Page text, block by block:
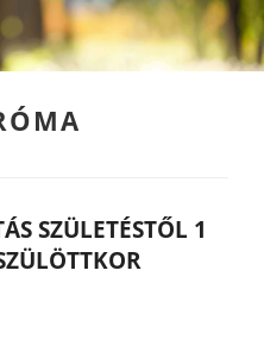
SZÜLETÉSTŐL 1